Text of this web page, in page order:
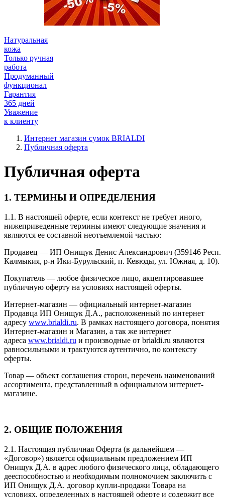
Натуральная
кожа
Только ручная
работа
Продуманный
функционал
Гарантия
365 дней
Уважение
к клиенту
Интернет магазин сумок BRIALDI
Публичная оферта
Публичная оферта
1. ТЕРМИНЫ И ОПРЕДЕЛЕНИЯ
1.1. В настоящей оферте, если контекст не требует иного,
нижеприведенные термины имеют следующие значения и
являются ее составной неотъемлемой частью:
Продавец — ИП Онищук Денис Александрович (359146 Респ.
Калмыкия, р-н Ики-Бурульский, п. Кевюды, ул. Южная, д. 10).
Покупатель — любое физическое лицо, акцептировавшее
публичную оферту на условиях настоящей оферты.
Интернет-магазин — официальный интернет-магазин
Продавца ИП Онищук Д.А., расположенный по интернет
адресу www.brialdi.ru. В рамках настоящего договора, понятия
Интернет-магазин и Магазин, а так же интернет
адреса www.brialdi.ru и производные от brialdi.ru являются
равносильными и трактуются аутентично, по контексту
оферты.
Товар — объект соглашения сторон, перечень наименований
ассортимента, представленный в официальном интернет-
магазине.
2. ОБЩИЕ ПОЛОЖЕНИЯ
2.1. Настоящая публичная Оферта (в дальнейшем —
«Договор») является официальным предложением ИП
Онищук Д.А. в адрес любого физического лица, обладающего
дееспособностью и необходимым полномочием заключить с
ИП Онищук Д.А. договор купли-продажи Товара на
условиях, определенных в настоящей оферте и содержит все